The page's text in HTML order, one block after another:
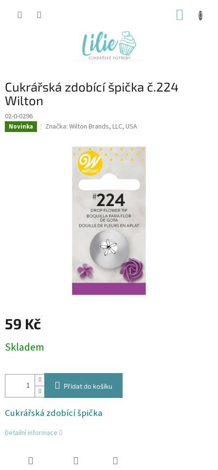
Cukrářská zdobící špička č.224
Wilton
02-0-0296
Novinka Značka: Wilton Brands, LLC, USA
59 Kč
cena:
Skladem
Přidat do košíku
Cukrářská zdobící špička
Detailní informace